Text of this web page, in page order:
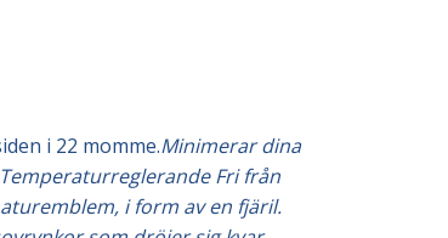
i 22 momme.Minimerar dina
Fri från
i form av en fjäril.